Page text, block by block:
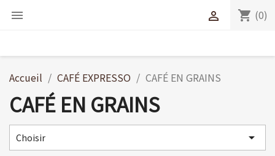
 shopping_cart (0)

Accueil CAFÉ EXPRESSO CAFÉ EN GRAINS
CAFÉ EN GRAINS
Choisir
